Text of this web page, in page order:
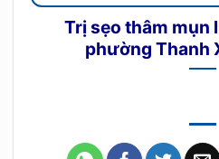
Trị sẹo thâm mụn
phường Thanh